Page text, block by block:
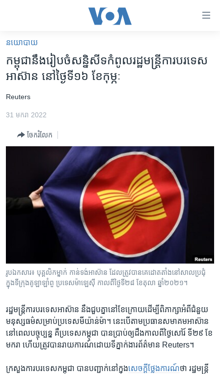
គេហទំព័រ​
ទាក់ទង
និង​
ទំព័រ​
ទៅ​
ទៅ​
កាន់​
ស្វែង​
អន្តរជាតិ
កម្ពុជាច្នៃប្រតិដ្ឋ
ទូរទស្សន៍ / វីដេអូ​
វិទ្យុ / ផតខាសថ៍
កម្មវិធីទាំងអស់
Khmer English
បណ្តាញ​សង្គម
ភាសា
នយោបាយ
កម្ពុជានឹង​រៀបចំ​សន្និសីទ​កំពូល​រដ្ឋមន្ត្រី​ការបរទេស​
អាស៊ាន​ នៅ​ថ្ងៃទី១៦ ខែកុម្ភៈ
​Reuters
31 មករា 2022
ចែករំលែក
រូបឯកសារ៖ បុគ្គលិក​ម្នាក់ កាន់​ទង់​អាស៊ាន ដែល​ត្រូវ​បាន​គេ​ដោត​តាំង​នៅ​សាល​ប្រជុំ​
ក្នុង​ទីក្រុង​គូឡាឡាំពួ ប្រទេស​ម៉ាឡេស៊ី កាលពី​ថ្ងៃ​ទី​២៨ ខែ​តុលា ឆ្នាំ​២០២១។
រដ្ឋមន្ត្រី​ការបរទេស​អាស៊ាន នឹង​ជួប​គ្នា​នៅ​ខែ​ក្រោយ​ដើម្បី​ពិភាក្សា​អំពី​ជំនួយ​
មនុស្សធម៌​សម្រាប់​ប្រទេស​មីយ៉ាន់ម៉ា។ នេះ​បើ​តាម​ប្រធាន​សមាគម​អាស៊ាន​
នៅ​ពេល​បច្ចុប្បន្ន​ គឺ​ប្រទេស​កម្ពុជា​ បាន​ប្រាប់​ឲ្យ​ដឹង​កាលពី​ថ្ងៃ​សៅរ៍​ ទី២៩ ខែ​
មករា​ ហើយ​ត្រូវ​បាន​រាយការណ៍​ដោយ​ទីភ្នាក់ងារ​ព័ត៌មាន Reuters។
ក្រសួង​ការបរទេស​កម្ពុជា បាន​បញ្ជាក់​នៅ​ក្នុង​សេចក្តីថ្លែងការណ៍​ថា រដ្ឋមន្ត្រី​